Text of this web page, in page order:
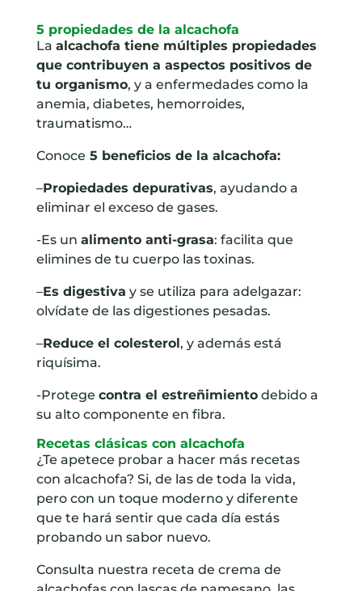
5 propiedades de la alcachofa
La alcachofa tiene múltiples propiedades
que contribuyen a aspectos positivos de
tu organismo, y a enfermedades como la
anemia, diabetes, hemorroides,
traumatismo…
Conoce 5 beneficios de la alcachofa:
–Propiedades depurativas, ayudando a
eliminar el exceso de gases.
-Es un alimento anti-grasa: facilita que
elimines de tu cuerpo las toxinas.
–Es digestiva y se utiliza para adelgazar:
olvídate de las digestiones pesadas.
–Reduce el colesterol, y además está
riquísima.
-Protege contra el estreñimientodebido a
su alto componente en fibra.
Recetas clásicas con alcachofa
¿Te apetece probar a hacer más recetas
con alcachofa? Si, de las de toda la vida,
pero con un toque moderno y diferente
que te hará sentir que cada día estás
probando un sabor nuevo.
Consulta nuestra receta de crema de